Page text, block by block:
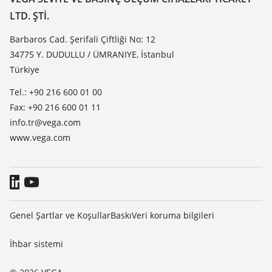
Dielektrisite listesi
TeamViewer
Haber makaleleri
Basin
Blog
LTD. ŞTI.
Barbaros Cad. Şerifali Çiftliği No: 12
34775 Y. DUDULLU / ÜMRANIYE, İstanbul
Türkiye
Tel.: +90 216 600 01 00
Fax: +90 216 600 01 11
info.tr@vega.com
www.vega.com
Genel Şartlar ve KoşullarBaskıVeri koruma bilgileri
İhbar sistemi